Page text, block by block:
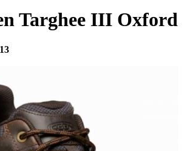
Targhee III Oxford